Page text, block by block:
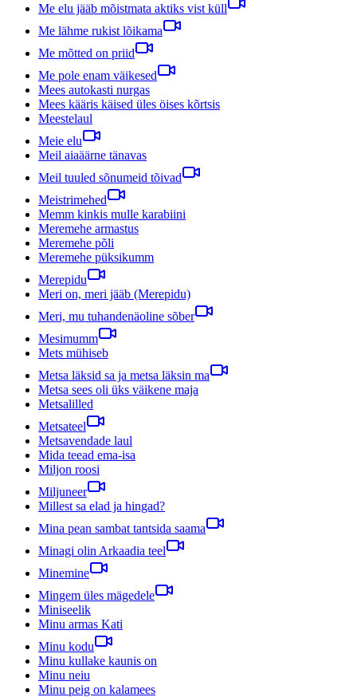
Me elu jääb mõistmata aktiks vist küll
Me lähme rukist lõikama
Me mõtted on priid
Me pole enam väikesed
Mees autokasti nurgas
Mees kääris käised üles öises kõrtsis
Meestelaul
Meie elu
Meil aiaäärne tänavas
Meil tuuled sõnumeid tõivad
Meistrimehed
Memm kinkis mulle karabiini
Meremehe armastus
Meremehe põli
Meremehe püksikumm
Merepidu
Meri on, meri jääb (Merepidu)
Meri, mu tuhandenäoline sõber
Mesimumm
Mets mühiseb
Metsa läksid sa ja metsa läksin ma
Metsa sees oli üks väikene maja
Metsalilled
Metsateel
Metsavendade laul
Mida teead ema-isa
Miljon roosi
Miljuneer
Millest sa elad ja hingad?
Mina pean sambat tantsida saama
Minagi olin Arkaadia teel
Minemine
Mingem üles mägedele
Miniseelik
Minu armas Kati
Minu kodu
Minu kullake kaunis on
Minu neiu
Minu peig on kalamees